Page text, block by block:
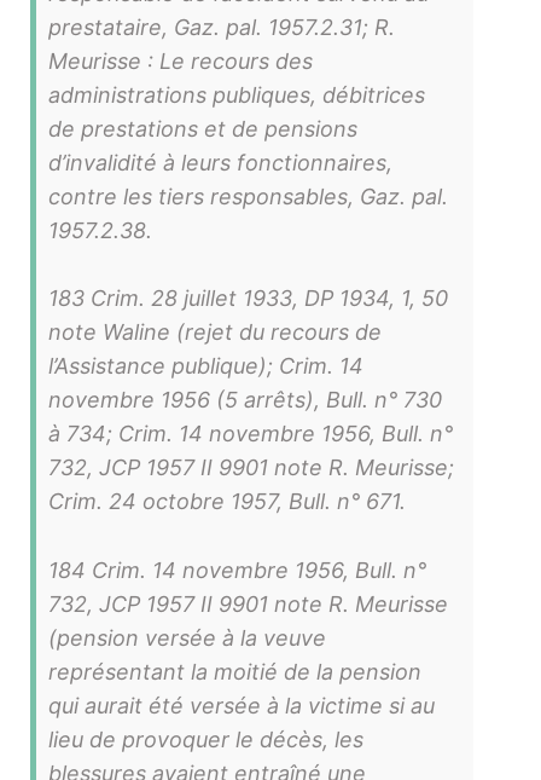
prestataire, Gaz. pal. 1957.2.31; R.
Meurisse : Le recours des
administrations publiques, débitrices
de prestations et de pensions
d’invalidité à leurs fonctionnaires,
contre les tiers responsables, Gaz. pal.
1957.2.38.
183 Crim. 28 juillet 1933, DP 1934, 1, 50
note Waline (rejet du recours de
l’Assistance publique); Crim. 14
novembre 1956 (5 arrêts), Bull. n° 730
à 734; Crim. 14 novembre 1956, Bull. n°
732, JCP 1957 II 9901 note R. Meurisse;
Crim. 24 octobre 1957, Bull. n° 671.
184 Crim. 14 novembre 1956, Bull. n°
732, JCP 1957 II 9901 note R. Meurisse
(pension versée à la veuve
représentant la moitié de la pension
qui aurait été versée à la victime si au
lieu de provoquer le décès, les
blessures avaient entraîné une